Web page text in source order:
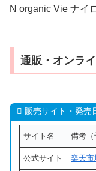
N organic Vie ナイ
通販・オンラ
販売サイト・発売
サイト名 備考（
公式サイト 楽天市